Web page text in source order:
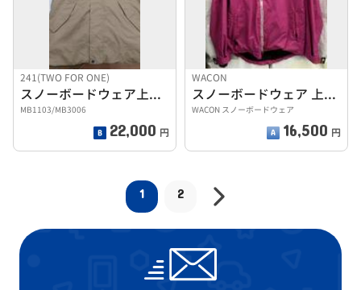
241(TWO FOR ONE)
スノーボードウェア上下セット
MB1103/MB3006
22,000 円
WACON
スノーボードウェア 上下セット
WACON スノーボードウェア
16,500 円
1 2